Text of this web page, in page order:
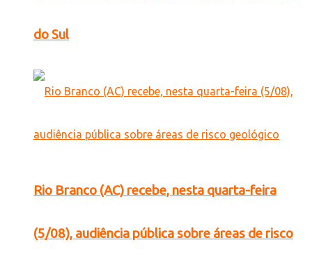
do Sul
Rio Branco (AC) recebe, nesta quarta-feira
(5/08), audiência pública sobre áreas de risco